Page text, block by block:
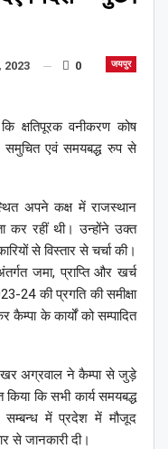
जयपुर
2023 0
क्षतिपूरक वनीकरण कोष
एवं समयबद्ध रुप से
अपने कक्ष में राजस्थान
कर रहीं थी। उन्होंने उक्त
से विस्तार से चर्चा की।
जमा, प्राप्ति और खर्च
24 की प्रगति की समीक्षा
कैम्पा के कार्यों को सम्पादित
अग्रवाल ने कैम्पा से जुड़े
कि सभी कार्य समयबद्ध
सम्बन्ध में प्रदेश में मौजूद
से जानकारी दी।